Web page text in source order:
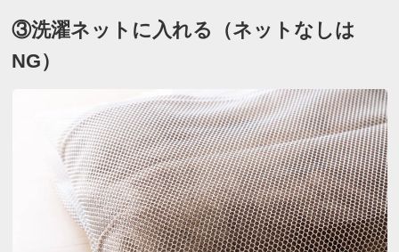
③洗濯ネットに入れる（ネットなしは
NG）